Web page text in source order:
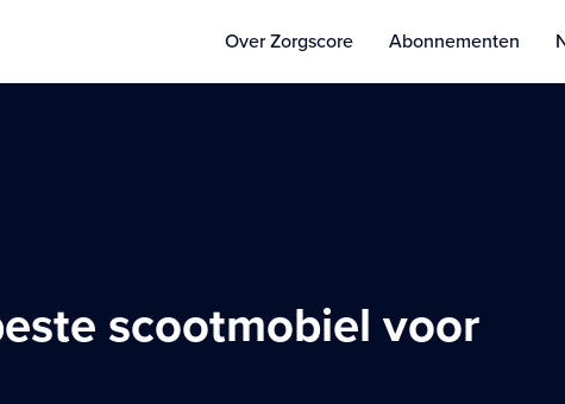
Over Zorgscore Abonnementen
scootmobiel voor